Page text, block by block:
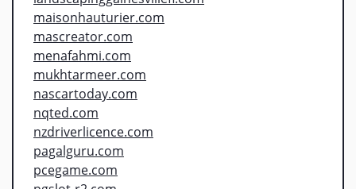
maisonhauturier.com
mascreator.com
menafahmi.com
mukhtarmeer.com
nascartoday.com
nqted.com
nzdriverlicence.com
pagalguru.com
pcegame.com